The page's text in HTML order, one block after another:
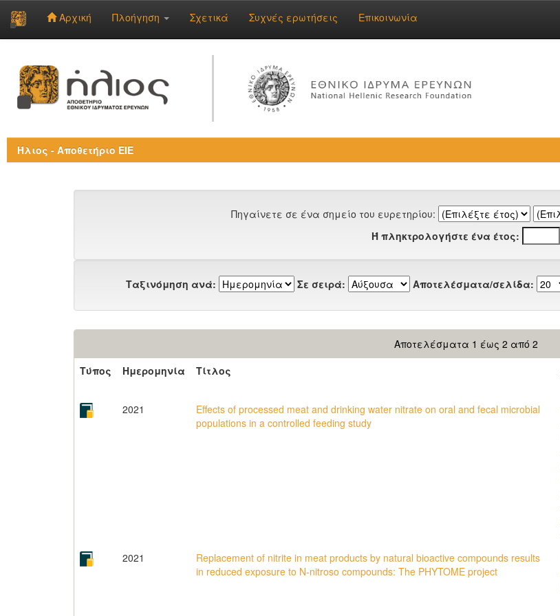
navigation
Αρχική Πλοήγηση Σχετικά Συχνές ερωτήσεις Επικοινωνία
Ήλιος - Αποθετήριο ΕΙΕ
Πηγαίνετε σε ένα σημείο του ευρετηρίου:
Ή πληκτρολογήστε ένα έτος:
Ταξινόμηση ανά: Σε σειρά: Αποτελέσματα/σελίδα:
Αποτελέσματα 1 έως 2 από 2
Τύπος
Ημερομηνία Τίτλος
2021
Effects of processed meat and drinking water nitrate on oral and fecal microbial
populations in a controlled feeding study
2021
Replacement of nitrite in meat products by natural bioactive compounds results
in reduced exposure to N-nitroso compounds: The PHYTOME project